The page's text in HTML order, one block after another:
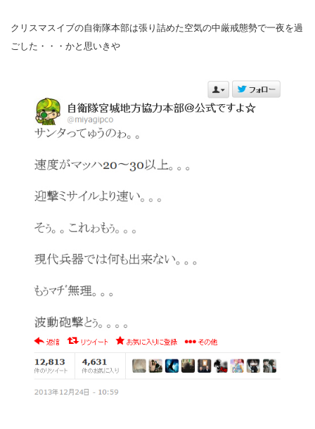
クリスマスイブの自衛隊本部は張り詰めた空気の中厳戒態勢で一夜を過
ごした・・・かと思いきや